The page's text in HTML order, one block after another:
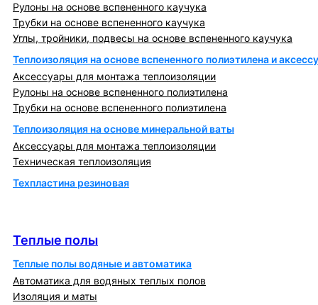
Рулоны на основе вспененного каучука
Трубки на основе вспененного каучука
Углы, тройники, подвесы на основе вспененного каучука
Теплоизоляция на основе вспененного полиэтилена и
Аксессуары для монтажа теплоизоляции
Рулоны на основе вспененного полиэтилена
Трубки на основе вспененного полиэтилена
Теплоизоляция на основе минеральной ваты
Аксессуары для монтажа теплоизоляции
Техническая теплоизоляция
Техпластина резиновая
Теплые полы
Теплые полы водяные и автоматика
Автоматика для водяных теплых полов
Изоляция и маты